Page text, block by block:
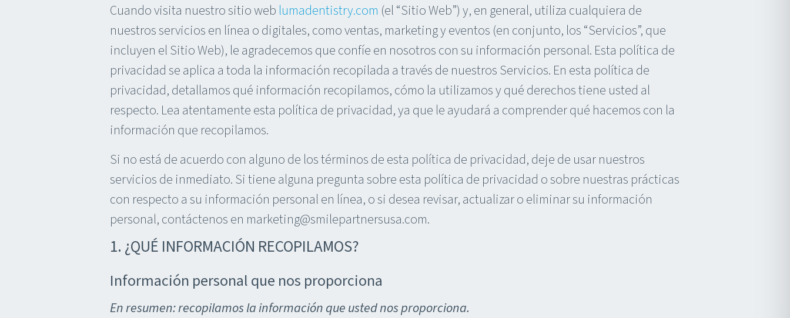
Cuando visita nuestro sitio web lumadentistry.com (el “Sitio Web”) y, en general, utiliza cualquiera de
nuestros servicios en línea o digitales, como ventas, marketing y eventos (en conjunto, los “Servicios”, que
incluyen el Sitio Web), le agradecemos que confíe en nosotros con su información personal. Esta política de
privacidad se aplica a toda la información recopilada a través de nuestros Servicios. En esta política de
privacidad, detallamos qué información recopilamos, cómo la utilizamos y qué derechos tiene usted al
respecto. Lea atentamente esta política de privacidad, ya que le ayudará a comprender qué hacemos con la
información que recopilamos.
Si no está de acuerdo con alguno de los términos de esta política de privacidad, deje de usar nuestros
servicios de inmediato. Si tiene alguna pregunta sobre esta política de privacidad o sobre nuestras prácticas
con respecto a su información personal en línea, o si desea revisar, actualizar o eliminar su información
personal, contáctenos en marketing@smilepartnersusa.com.
1. ¿QUÉ INFORMACIÓN RECOPILAMOS?
Información personal que nos proporciona
En resumen: recopilamos la información que usted nos proporciona.